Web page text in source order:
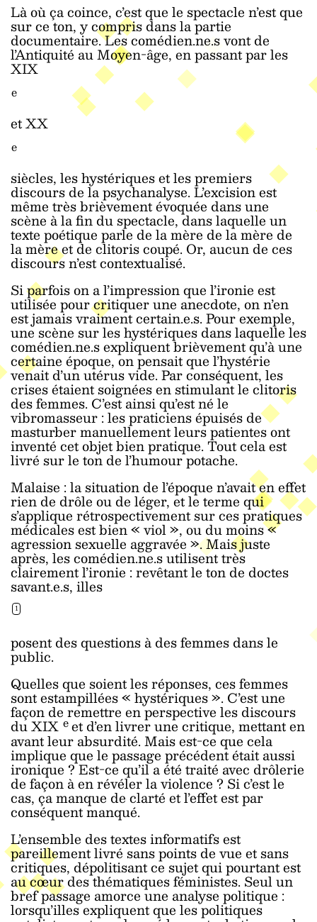
Là où ça coince, c’est que le spectacle n’est que
sur ce ton, y compris dans la partie
documentaire. Les comédien.ne.s vont de
l’Antiquité au Moyen-âge, en passant par les
XIX
e
et XX
e
siècles, les hystériques et les premiers
discours de la psychanalyse. L’excision est
même très brièvement évoquée dans une
scène à la fin du spectacle, dans laquelle un
texte poétique parle de la mère de la mère de
la mère et de clitoris coupé. Or, aucun de ces
discours n’est contextualisé.
Si parfois on a l’impression que l’ironie est
utilisée pour critiquer une anecdote, on n’en
est jamais vraiment certain.e.s. Pour exemple,
une scène sur les hystériques dans laquelle les
comédien.ne.s expliquent brièvement qu’à une
certaine époque, on pensait que l’hystérie
venait d’un utérus vide. Par conséquent, les
crises étaient soignées en stimulant le clitoris
des femmes. C’est ainsi qu’est né le
vibromasseur : les praticiens épuisés de
masturber manuellement leurs patientes ont
inventé cet objet bien pratique. Tout cela est
livré sur le ton de l’humour potache.
Malaise : la situation de l’époque n’avait en effet
rien de drôle ou de léger, et le terme qui
s’applique rétrospectivement sur ces pratiques
médicales est bien « viol », ou du moins «
agression sexuelle aggravée ». Mais juste
après, les comédien.ne.s utilisent très
clairement l’ironie : revêtant le ton de doctes
savant.e.s, illes
1
posent des questions à des femmes dans le
public.
Quelles que soient les réponses, ces femmes
sont estampillées « hystériques ». C’est une
façon de remettre en perspective les discours
du XIX eet d’en livrer une critique, mettant en
avant leur absurdité. Mais est-ce que cela
implique que le passage précédent était aussi
ironique ? Est-ce qu’il a été traité avec drôlerie
de façon à en révéler la violence ? Si c’est le
cas, ça manque de clarté et l’effet est par
conséquent manqué.
L’ensemble des textes informatifs est
pareillement livré sans points de vue et sans
critiques, dépolitisant ce sujet qui pourtant est
au cœur des thématiques féministes. Seul un
bref passage amorce une analyse politique :
lorsqu’illes expliquent que les politiques